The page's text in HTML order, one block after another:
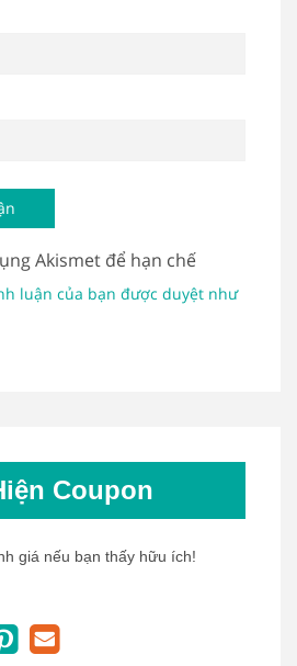
Akismet để hạn chế
luận của bạn được duyệt như
Coupon
giá nếu bạn thấy hữu ích!